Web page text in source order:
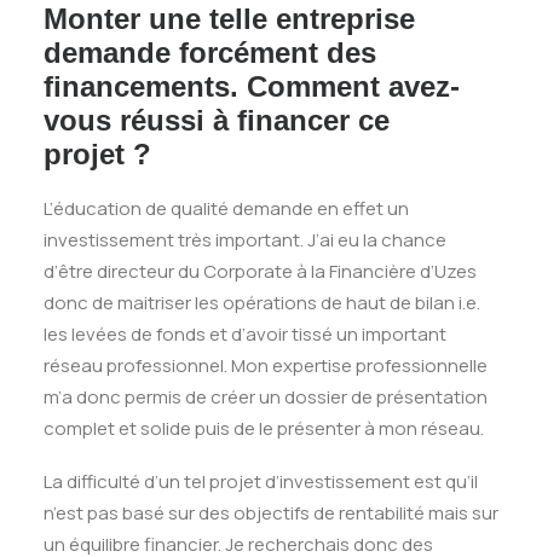
Monter une telle entreprise
demande forcément des
financements. Comment avez-
vous réussi à financer ce
projet ?
L’éducation de qualité demande en effet un
investissement très important. J’ai eu la chance
d’être directeur du Corporate à la Financière d’Uzes
donc de maitriser les opérations de haut de bilan i.e.
les levées de fonds et d’avoir tissé un important
réseau professionnel. Mon expertise professionnelle
m’a donc permis de créer un dossier de présentation
complet et solide puis de le présenter à mon réseau.
La difficulté d’un tel projet d’investissement est qu’il
n’est pas basé sur des objectifs de rentabilité mais sur
un équilibre financier. Je recherchais donc des